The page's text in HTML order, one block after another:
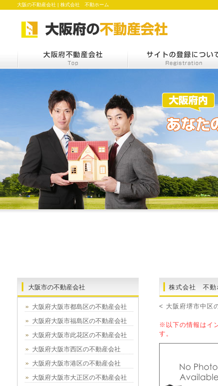
大阪の不動産会社 | 株式会社 不動ホーム
株式会社 不動
< 大阪府堺市中区
※以下の情報はイ
す。
大阪市の不動産会社
大阪府大阪市都島区の不動産会社
大阪府大阪市福島区の不動産会社
大阪府大阪市此花区の不動産会社
大阪府大阪市西区の不動産会社
大阪府大阪市港区の不動産会社
大阪府大阪市大正区の不動産会社